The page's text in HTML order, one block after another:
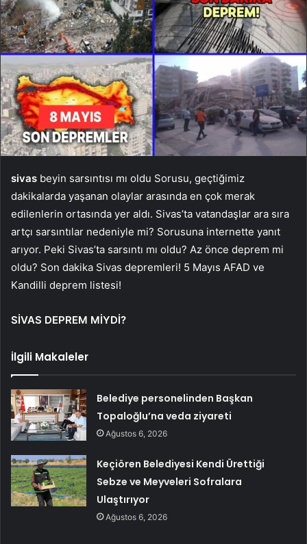
sivas beyin sarsıntısı mı oldu Sorusu, geçtiğimiz
dakikalarda yaşanan olaylar arasında en çok merak
edilenlerin ortasında yer aldı. Sivas’ta vatandaşlar ara sıra
artçı sarsıntılar nedeniyle mi? Sorusuna internette yanıt
arıyor. Peki Sivas’ta sarsıntı mı oldu? Az önce deprem mi
oldu? Son dakika Sivas depremleri! 5 Mayıs AFAD ve
Kandilli deprem listesi!
SİVAS DEPREM MİYDİ?
İlgili Makaleler
Belediye personelinden Başkan
Topaloğlu’na veda ziyareti
Ağustos 6, 2026
Keçiören Belediyesi Kendi Ürettiği
Sebze ve Meyveleri Sofralara
Ulaştırıyor
Ağustos 6, 2026